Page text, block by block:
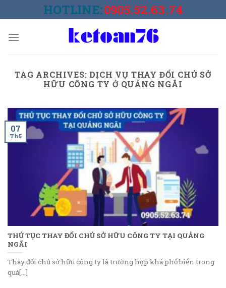
to
HOTLINE:0905.52.63.74
TAG ARCHIVES: DỊCH VỤ THAY ĐỔI CHỦ SỞ
HỮU CÔNG TY Ở QUẢNG NGÃI
THỦ TỤC THAY ĐỔI CHỦ SỞ HỮU CÔNG TY TẠI QUẢNG
NGÃI
Thay đổi chủ sở hữu công ty là trường hợp khá phổ biến trong
quá[...]
07
Th5